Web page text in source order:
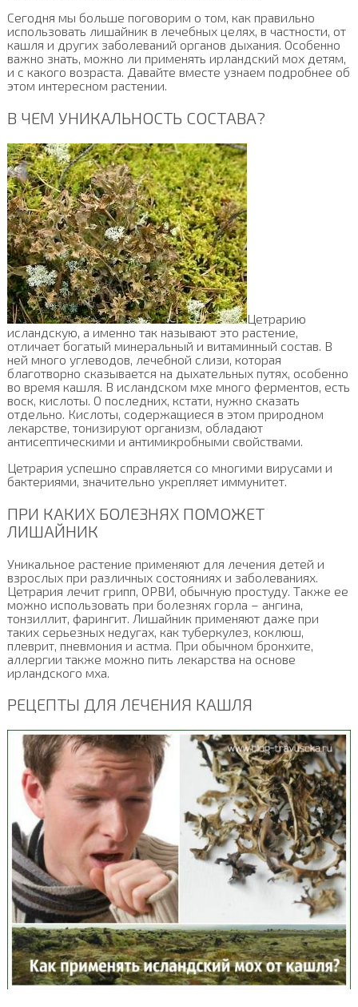
Сегодня мы больше поговорим о том, как правильно
использовать лишайник в лечебных целях, в частности, от
кашля и других заболеваний органов дыхания. Особенно
важно знать, можно ли применять ирландский мох детям,
и с какого возраста. Давайте вместе узнаем подробнее об
этом интересном растении.
В ЧЕМ УНИКАЛЬНОСТЬ СОСТАВА?
Цетрарию
исландскую, а именно так называют это растение,
отличает богатый минеральный и витаминный состав. В
ней много углеводов, лечебной слизи, которая
благотворно сказывается на дыхательных путях, особенно
во время кашля. В исландском мхе много ферментов, есть
воск, кислоты. О последних, кстати, нужно сказать
отдельно. Кислоты, содержащиеся в этом природном
лекарстве, тонизируют организм, обладают
антисептическими и антимикробными свойствами.
Цетрария успешно справляется со многими вирусами и
бактериями, значительно укрепляет иммунитет.
ПРИ КАКИХ БОЛЕЗНЯХ ПОМОЖЕТ
ЛИШАЙНИК
Уникальное растение применяют для лечения детей и
взрослых при различных состояниях и заболеваниях.
Цетрария лечит грипп, ОРВИ, обычную простуду. Также ее
можно использовать при болезнях горла – ангина,
тонзиллит, фарингит. Лишайник применяют даже при
таких серьезных недугах, как туберкулез, коклюш,
плеврит, пневмония и астма. При обычном бронхите,
аллергии также можно пить лекарства на основе
ирландского мха.
РЕЦЕПТЫ ДЛЯ ЛЕЧЕНИЯ КАШЛЯ